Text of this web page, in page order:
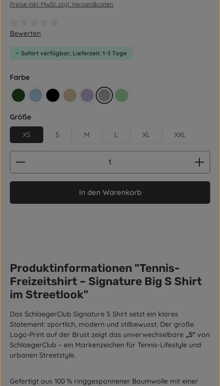
Preise inkl. MwSt. zzgl. Versandkosten
Durchschnittliche Bewertung von 0 von 5 Sternen
Bewerten
Sofort verfügbar, Lieferzeit: 1-3 Tage
Farbe
retro grün
hellblauschwarzbeigelila grau mintgrün
Größe
XS S M L XL XXL
Produkt Anzahl: Gib den gewünschten Wert
In den Warenkorb
Produktinformationen "Tennis-
Freizeitshirt – Signature Big S Shirt
im Streetlook"
Das SchlaegerClub Signature S Shirt setzt ein klares
Statement: sportlich, modern und stilbewusst. Der große
Logo-Print auf der Brust zeigt das unverwechselbare „S“ von
SchlaegerClub – ein Markenzeichen für Tennis-Lifestyle und
urbanen Streetstyle.
Gefertigt aus 100 % ringgesponnener Baumwolle mit einer